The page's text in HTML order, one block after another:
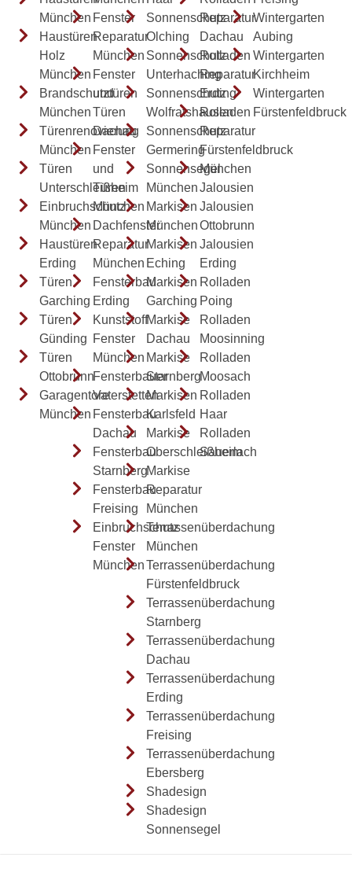
München
Haustüren
Holz
München
Brandschutztüren
München
Türenrenovierung
München
Türen
Unterschleißheim
Einbruchschutz
München
Haustüren
Erding
Türen
Garching
Türen
Günding
Türen
Ottobrunn
Garagentore
München
Fenster
Reparatur
München
Fenster
und
Türen
Dachau
Fenster
und
Türen
München
Dachfenster
Reparatur
München
Fensterbau
Erding
Kunststoff
Fenster
München
Fensterbauer
Vaterstetten
Fensterbau
Dachau
Fensterbau
Starnberg
Fensterbau
Freising
Einbruchschutz
Fenster
München
Sonnenschutz
Olching
Sonnenschutz
Unterhaching
Sonnenschutz
Wolfratshausen
Sonnenschutz
Germering
Sonnensegel
München
Markisen
München
Markisen
Eching
Markisen
Garching
Markise
Dachau
Markise
Starnberg
Markisen
Karlsfeld
Markise
Oberschleißheim
Markise
Reparatur
München
Terrassenüberdachung
München
Terrassenüberdachung
Fürstenfeldbruck
Terrassenüberdachung
Starnberg
Terrassenüberdachung
Dachau
Terrassenüberdachung
Erding
Terrassenüberdachung
Freising
Terrassenüberdachung
Ebersberg
Shadesign
Shadesign
Sonnensegel
Reparatur
Dachau
Rolladen
Reparatur
Erding
Rolladen
Reparatur
Fürstenfeldbruck
München
Jalousien
Jalousien
Ottobrunn
Jalousien
Erding
Rolladen
Poing
Rolladen
Moosinning
Rolladen
Moosach
Rolladen
Haar
Rolladen
Sauerlach
Wintergarten
Aubing
Wintergarten
Kirchheim
Wintergarten
Fürstenfeldbruck